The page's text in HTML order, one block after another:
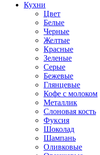
Кухни
Цвет
Белые
Черные
Желтые
Красные
Зеленые
Серые
Бежевые
Глянцевые
Кофе с молоком
Металлик
Слоновая кость
Фуксия
Шоколад
Шампань
Оливковые